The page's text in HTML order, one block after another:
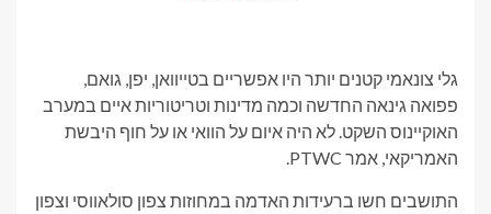
גלי צונאמי קטנים יותר היו אפשריים בטייוואן, יפן, גואם,
פפואה גינאה החדשה וכמה מדינות וטריטוריות איים במערב
האוקיינוס ​​השקט. לא היה איום על הוואי או על חוף היבשת
האמריקאי, אמר PTWC.
התושבים חשו ברעידות האדמה במחוזות צפון סולאווסי וצפון